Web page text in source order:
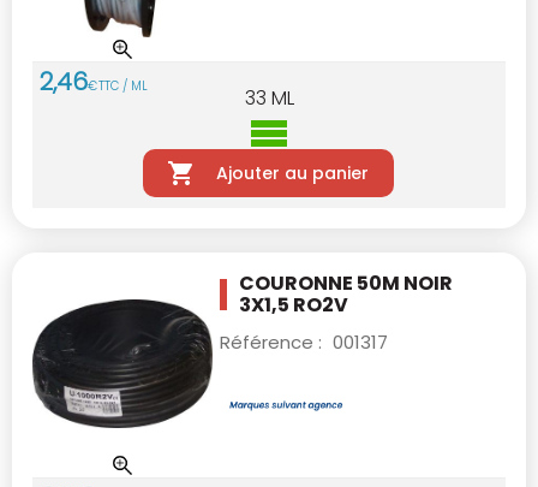
2,46€TTC / ML 33 ML
Ajouter au panier
COURONNE 50M NOIR
3X1,5 RO2V
Référence : 001317